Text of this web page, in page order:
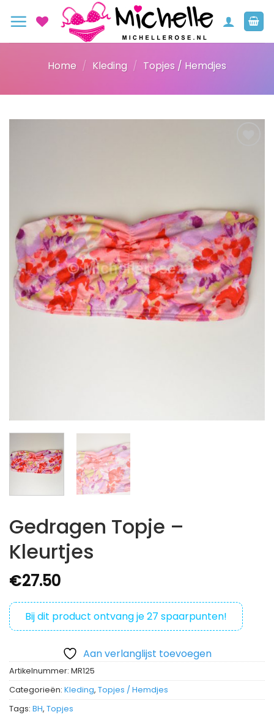
naar
Home / Kleding / Topjes / Hemdjes
Gedragen Topje –
Kleurtjes
€27.50
Bij dit product ontvang je27 spaarpunten!
Aan verlanglijst toevoegen
Artikelnummer: MR125
Categorieën: Kleding, Topjes / Hemdjes
Tags: BH, Topjes